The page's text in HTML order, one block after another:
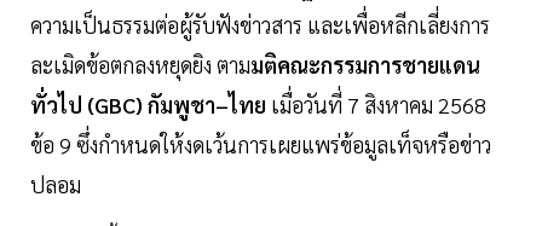
ความเป็นธรรมต่อผู้รับฟังข่าวสาร และเพื่อหลีกเลี่ยงการ
ละเมิดข้อตกลงหยุดยิง ตามมติคณะกรรมการชายแดน
ทั่วไป (GBC) กัมพูชา–ไทย เมื่อวันที่ 7 สิงหาคม 2568
ข้อ 9 ซึ่งกำหนดให้งดเว้นการเผยแพร่ข้อมูลเท็จหรือข่าว
ปลอม